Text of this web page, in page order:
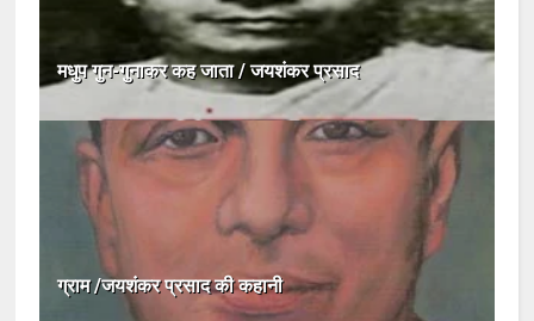
मधुप गुन-गुनाकर कह जाता / जयशंकर प्रसाद
ग्राम /जयशंकर प्रसाद की कहानी